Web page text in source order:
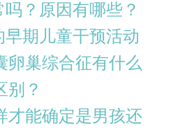
？原因有哪些？
早期儿童干预活动
卵巢综合征有什么
别？
才能确定是男孩还